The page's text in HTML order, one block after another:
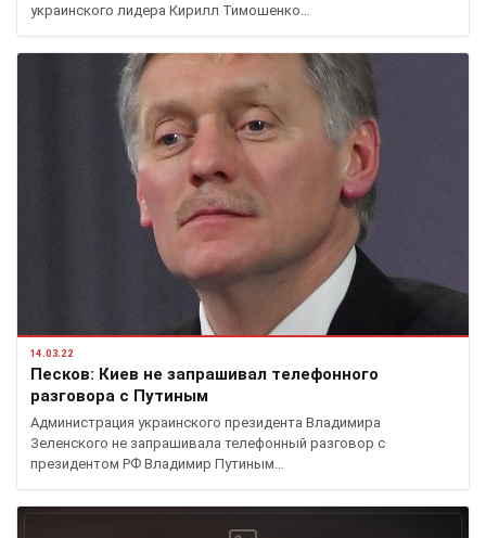
украинского лидера Кирилл Тимошенко…
14.03.22
Песков: Киев не запрашивал телефонного
разговора с Путиным
Администрация украинского президента Владимира
Зеленского не запрашивала телефонный разговор с
президентом РФ Владимир Путиным…